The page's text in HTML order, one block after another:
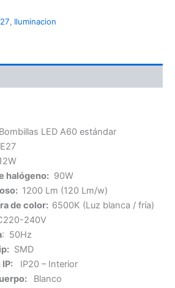
, Iluminacion
Bombillas LED A60 estándar
halógeno:90W
1200 Lm (120 Lm/w)
de color: 6500K (Luz blanca / fría)
240V
: 50Hz
SMD
IP20 – Interior
Blanco